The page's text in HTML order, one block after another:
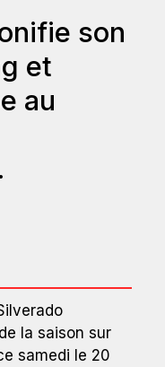
son
et
au
la saison sur
samedi le 20